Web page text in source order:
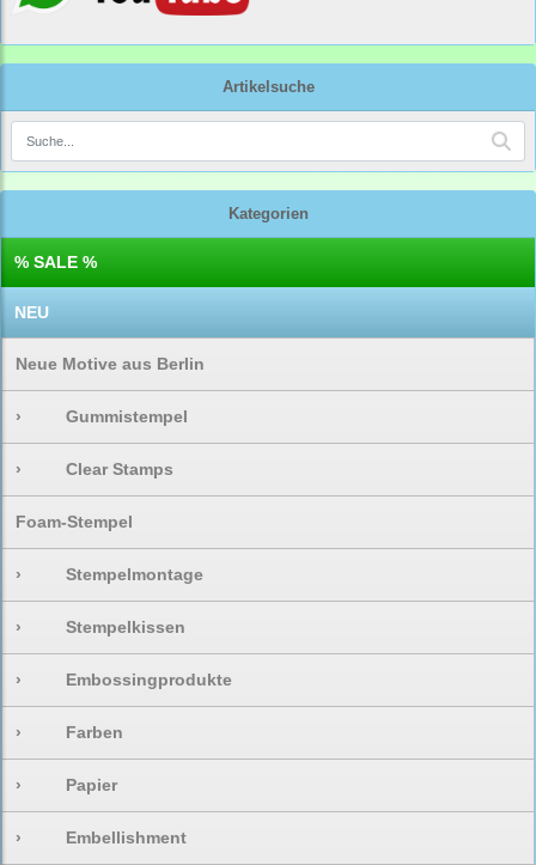
Artikelsuche
Kategorien
% SALE %
NEU
Neue Motive aus Berlin
› Gummistempel
› Clear Stamps
Foam-Stempel
› Stempelmontage
› Stempelkissen
› Embossingprodukte
› Farben
› Papier
› Embellishment